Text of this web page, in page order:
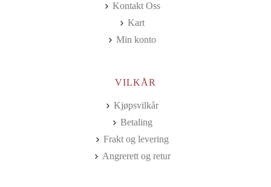
Kontakt Oss
Kart
Min konto
VILKÅR
Kjøpsvilkår
Betaling
Frakt og levering
Angrerett og retur